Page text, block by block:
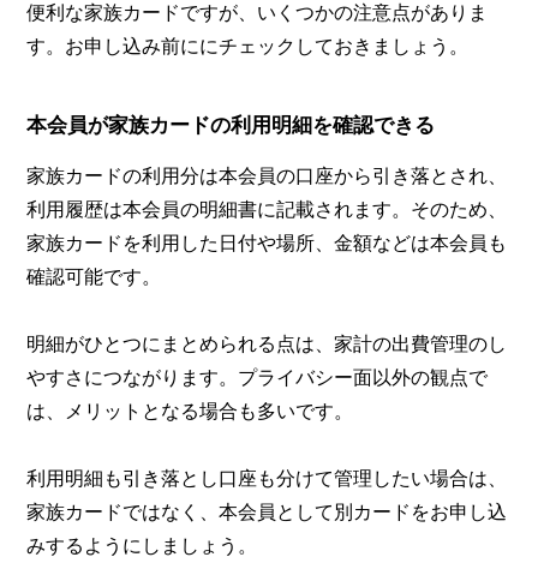
便利な家族カードですが、いくつかの注意点がありま
す。お申し込み前ににチェックしておきましょう。
本会員が家族カードの利用明細を確認できる
家族カードの利用分は本会員の口座から引き落とされ、
利用履歴は本会員の明細書に記載されます。そのため、
家族カードを利用した日付や場所、金額などは本会員も
確認可能です。
明細がひとつにまとめられる点は、家計の出費管理のし
やすさにつながります。プライバシー面以外の観点で
は、メリットとなる場合も多いです。
利用明細も引き落とし口座も分けて管理したい場合は、
家族カードではなく、本会員として別カードをお申し込
みするようにしましょう。